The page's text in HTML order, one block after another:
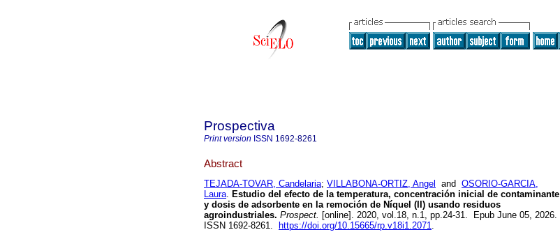
Prospectiva
Print version ISSN 1692-8261
Abstract
TEJADA-TOVAR, Candelaria; VILLABONA-ORTIZ, Angel and OSORIO-GARCIA,
Laura. Estudio del efecto de la temperatura, concentración inicial de contaminante
y dosis de adsorbente en la remoción de Níquel (II) usando residuos
agroindustriales. Prospect. [online]. 2020, vol.18, n.1, pp.24-31. Epub June 05, 2026.
ISSN 1692-8261.
https://doi.org/10.15665/rp.v18i1.2071.